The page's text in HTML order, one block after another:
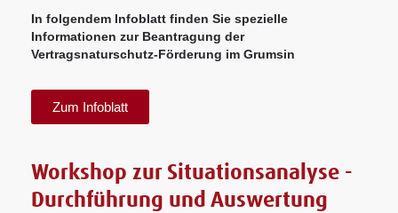
In folgendem Infoblatt finden Sie spezielle
Informationen zur Beantragung der
Vertragsnaturschutz-Förderung im Grumsin
Zum Infoblatt
Workshop zur Situationsanalyse -
Durchführung und Auswertung